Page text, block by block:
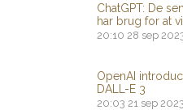
ChatGPT: De
har brug for at
20:10 28 sep
OpenAI
DALL-E 3
20:03 21 sep 2023